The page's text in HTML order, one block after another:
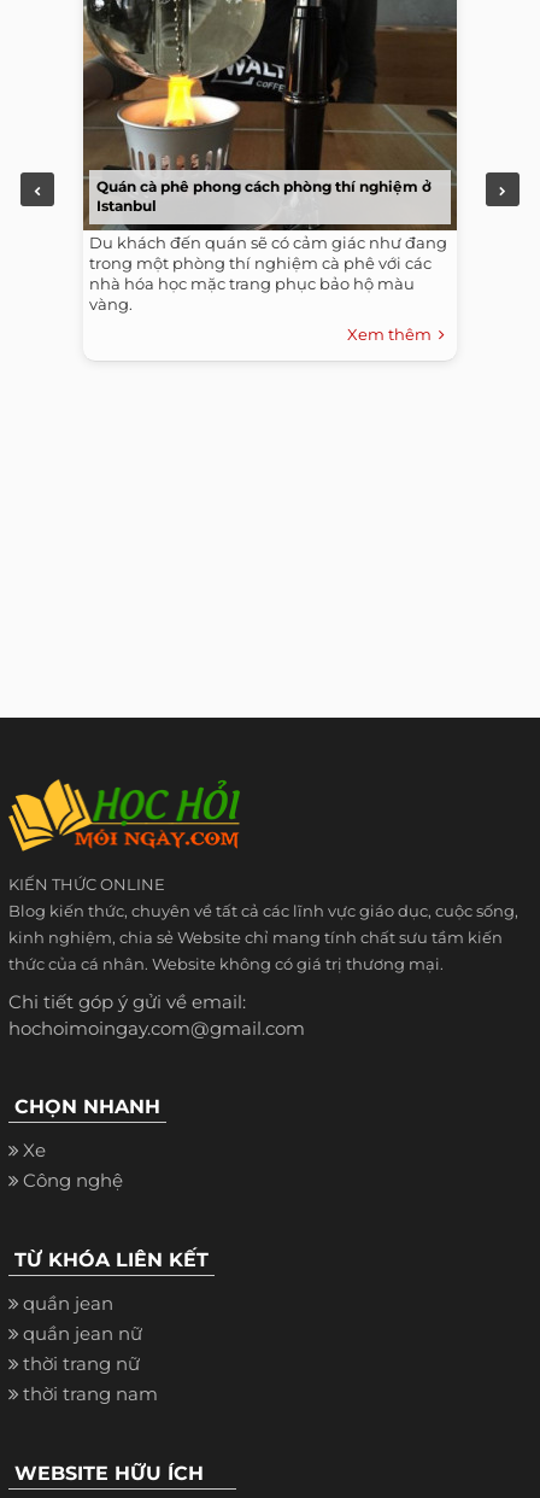
Quán cà phê phong cách phòng thí nghiệm ở
Istanbul
Du khách đến quán sẽ có cảm giác như đang
trong một phòng thí nghiệm cà phê với các
nhà hóa học mặc trang phục bảo hộ màu
vàng.
Xem thêm
KIẾN THỨC ONLINE
Blog kiến thức, chuyên về tất cả các lĩnh vực giáo dục, cuộc sống,
kinh nghiệm, chia sẻ Website chỉ mang tính chất sưu tầm kiến
thức của cá nhân. Website không có giá trị thương mại.
Chi tiết góp ý gửi về email:
hochoimoingay.com@gmail.com
CHỌN NHANH
Xe
Công nghệ
TỪ KHÓA LIÊN KẾT
quần jean
quần jean nữ
thời trang nữ
thời trang nam
WEBSITE HỮU ÍCH